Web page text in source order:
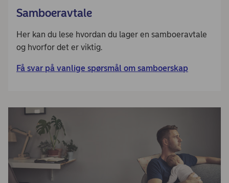
Samboeravtale
Her kan du lese hvordan du lager en samboeravtale
og hvorfor det er viktig.
Få svar på vanlige spørsmål om samboerskap